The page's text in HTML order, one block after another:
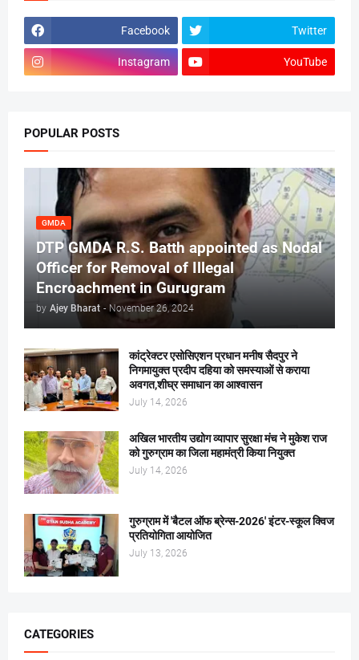
Facebook Twitter
Instagram YouTube
POPULAR POSTS
GMDA
DTP GMDA R.S. Batth appointed as Nodal
Officer for Removal of Illegal
Encroachment in Gurugram
by Ajey Bharat - November 26, 2024
कांट्रेक्टर एसोसिएशन प्रधान मनीष सैदपुर ने
निगमायुक्त प्रदीप दहिया को समस्याओं से कराया
अवगत,शीघ्र समाधान का आश्वासन
July 14, 2026
अखिल भारतीय उद्योग व्यापार सुरक्षा मंच ने मुकेश राज
को गुरुग्राम का जिला महामंत्री किया नियुक्त
July 14, 2026
गुरुग्राम में 'बैटल ऑफ ब्रेन्स-2026' इंटर-स्कूल क्विज
प्रतियोगिता आयोजित
July 13, 2026
CATEGORIES